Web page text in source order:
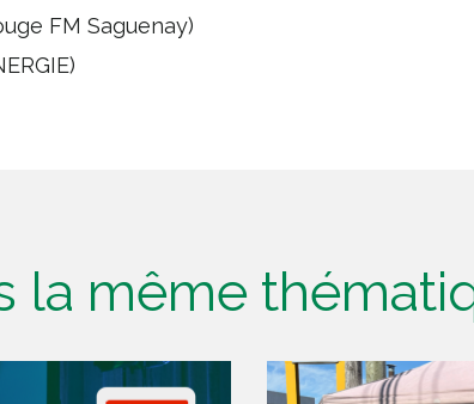
FM Saguenay)
la même